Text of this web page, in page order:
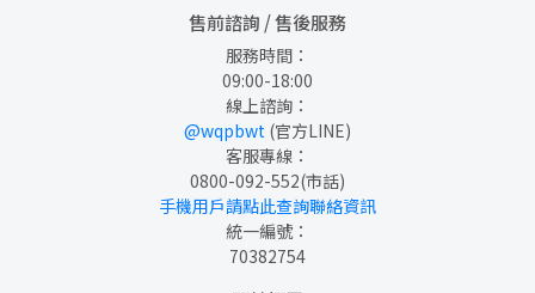
售前諮詢 / 售後服務
服務時間：
09:00-18:00
線上諮詢：
@wqpbwt (官方LINE)
客服專線：
0800-092-552(市話)
手機用戶請點此查詢聯絡資訊
統一編號：
70382754